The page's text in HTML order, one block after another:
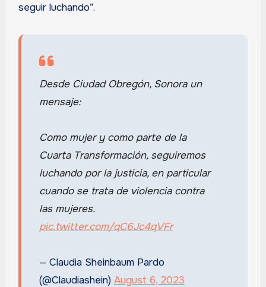
seguir luchando”.
Desde Ciudad Obregón, Sonora un
mensaje:
Como mujer y como parte de la
Cuarta Transformación, seguiremos
luchando por la justicia, en particular
cuando se trata de violencia contra
las mujeres.
pic.twitter.com/qC6Jc4qVFr
— Claudia Sheinbaum Pardo
(@Claudiashein) August 6, 2023